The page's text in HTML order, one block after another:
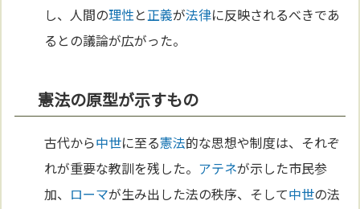
し、人間の理性と正義が法律に反映されるべきであ
るとの議論が広がった。
憲法の原型が示すもの
古代から中世に至る憲法的な思想や制度は、それぞ
れが重要な教訓を残した。 アテネが示した市民参
加、 ローマが生み出した法の秩序、そして中世の法